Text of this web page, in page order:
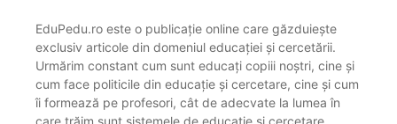
EduPedu.ro este o publicație online care găzduiește
exclusiv articole din domeniul educației și cercetării.
Urmărim constant cum sunt educați copiii noștri, cine și
cum face politicile din educație și cercetare, cine și cum
îi formează pe profesori, cât de adecvate la lumea în